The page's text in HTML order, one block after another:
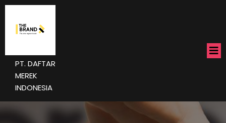
PT. DAFTAR
MEREK
INDONESIA